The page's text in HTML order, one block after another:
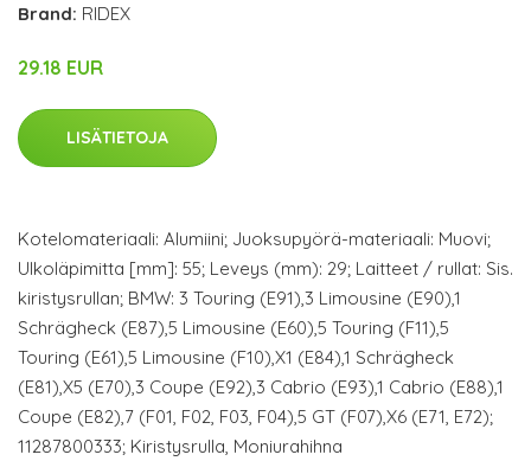
Brand: RIDEX
29.18 EUR
LISÄTIETOJA
Kotelomateriaali: Alumiini; Juoksupyörä-materiaali: Muovi;
Ulkoläpimitta [mm]: 55; Leveys (mm): 29; Laitteet / rullat: Sis.
kiristysrullan; BMW: 3 Touring (E91),3 Limousine (E90),1
Schrägheck (E87),5 Limousine (E60),5 Touring (F11),5
Touring (E61),5 Limousine (F10),X1 (E84),1 Schrägheck
(E81),X5 (E70),3 Coupe (E92),3 Cabrio (E93),1 Cabrio (E88),1
Coupe (E82),7 (F01, F02, F03, F04),5 GT (F07),X6 (E71, E72);
11287800333; Kiristysrulla, Moniurahihna